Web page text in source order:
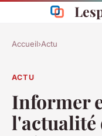
Accueil›Actu
ACTU
Informer
l'actualité